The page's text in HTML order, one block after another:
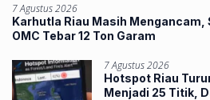
7 Agustus 2026
Karhutla Riau Masih Mengancam,
OMC Tebar 12 Ton Garam
7 Agustus 2026
Hotspot Riau
Menjadi 25 Titik,